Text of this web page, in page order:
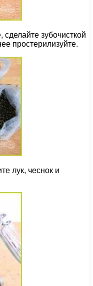
зубочисткой
простерилизуйте.
лук, чеснок и